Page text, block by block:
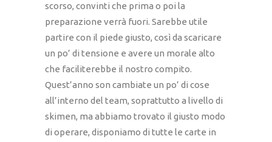
scorso, convinti che prima o poi la
preparazione verrà fuori. Sarebbe utile
partire con il piede giusto, così da scaricare
un po’ di tensione e avere un morale alto
che faciliterebbe il nostro compito.
Quest’anno son cambiate un po’ di cose
all’interno del team, soprattutto a livello di
skimen, ma abbiamo trovato il giusto modo
di operare, disponiamo di tutte le carte in